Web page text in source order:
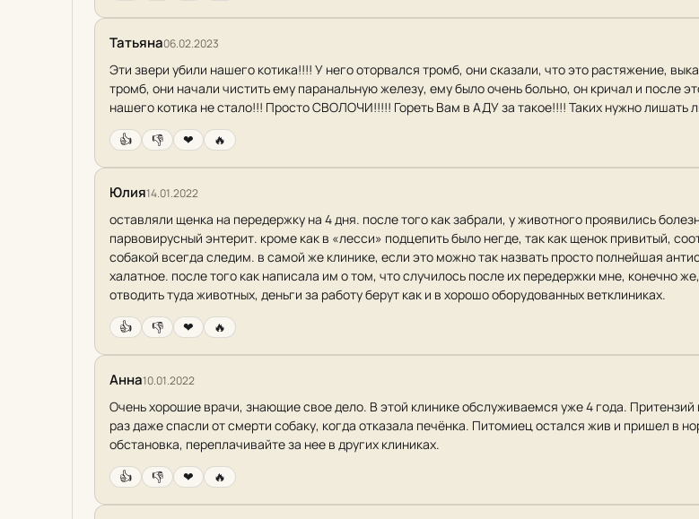
Татьяна06.02.2023
Эти звери убили нашего котика!!!! У него оторвался тромб, они сказали, что это растяжение,
тромб, они начали чистить ему паранальную железу, ему было очень больно, он кричал и после
нашего котика не стало!!! Просто СВОЛОЧИ!!!!! Гореть Вам в АДУ за такое!!!! Таких нужно лишать
👍
👎 ❤ 🔥
Юлия14.01.2022
оставляли щенка на передержку на 4 дня. после того как забрали, у животного проявились
парвовирусный энтерит. кроме как в «лесси» подцепить было негде, так как щенок привитый,
собакой всегда следим. в самой же клинике, если это можно так назвать просто полнейшая
халатное. после того как написала им о том, что случилось после их передержки мне, конечно
отводить туда животных, деньги за работу берут как и в хорошо оборудованных ветклиниках.
👍
👎 ❤ 🔥
Анна10.01.2022
Очень хорошие врачи, знающие свое дело. В этой клинике обслуживаемся уже 4 года.
раз даже спасли от смерти собаку, когда отказала печёнка. Питомиец остался жив и пришел в
обстановка, переплачивайте за нее в других клиниках.
👍
👎 ❤ 🔥